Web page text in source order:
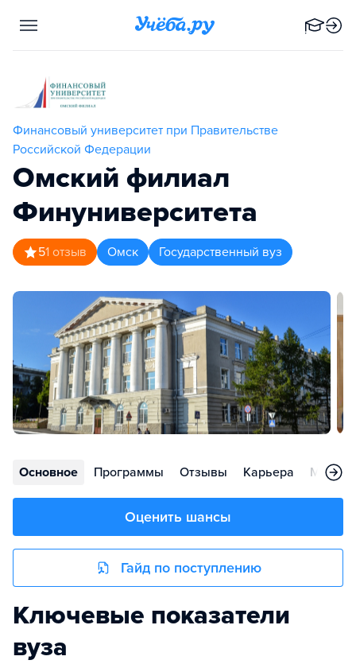
Финансовый университет при Правительстве
Российской Федерации
Омский филиал
Финуниверситета
51 отзыв Омск Государственный вуз
Основное Программы Отзывы Карьера
Оценить шансы
Гайд по поступлению
Ключевые показатели
вуза